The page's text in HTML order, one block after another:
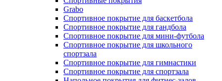
Grabo
Спортивное покрытие для баскетбола
Спортивное покрытие для гандбола
Спортивное покрытие для мини-футбола
Спортивное покрытие для школьного
спортзала
Спортивное покрытие для гимнастики
Спортивное покрытие для спортзала